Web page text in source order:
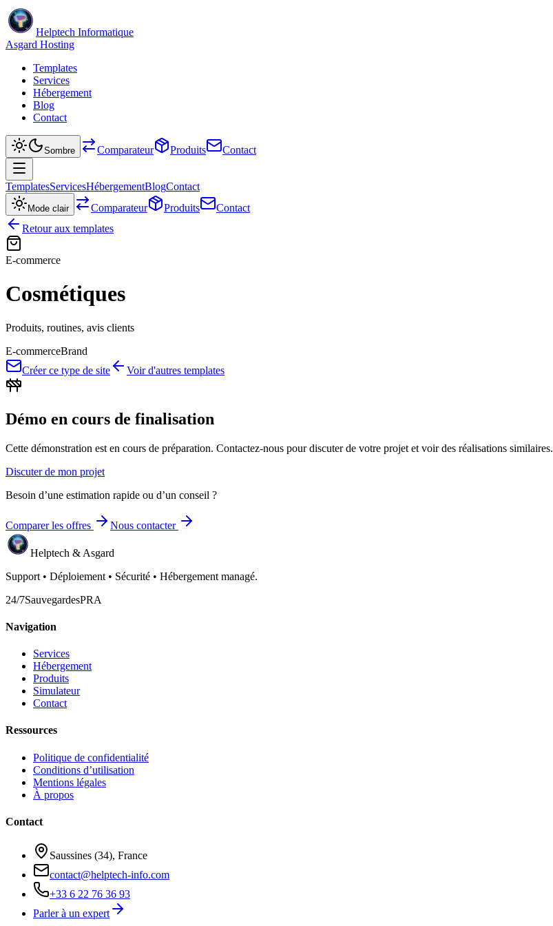
Helptech Informatique
Asgard Hosting
Templates
Services
Hébergement
Blog
Contact
Sombre Comparateur Produits Contact
TemplatesServicesHébergementBlogContact
Mode clair Comparateur Produits
Contact
Retour aux templates
E-commerce
Cosmétiques
Produits, routines, avis clients
E-commerceBrand
Créer ce type de site
Voir d'autres templates
Démo en cours de finalisation
Cette démonstration est en cours de préparation. Contactez-nous pour discuter de votre projet et voir des réalisations similaires.
Discuter de mon projet
Besoin d’une estimation rapide ou d’un conseil ?
Comparer les offres Nous contacter
Helptech & Asgard
Support • Déploiement • Sécurité • Hébergement managé.
24/7SauvegardesPRA
Navigation
Services
Hébergement
Produits
Simulateur
Contact
Ressources
Politique de confidentialité
Conditions d’utilisation
Mentions légales
À propos
Contact
Saussines (34), France
contact@helptech-info.com
+33 6 22 76 36 93
Parler à un expert